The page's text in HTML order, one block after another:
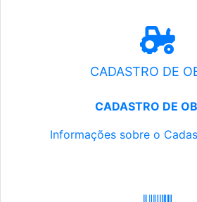
CADASTRO DE
CADASTRO DE
Informações sobre o